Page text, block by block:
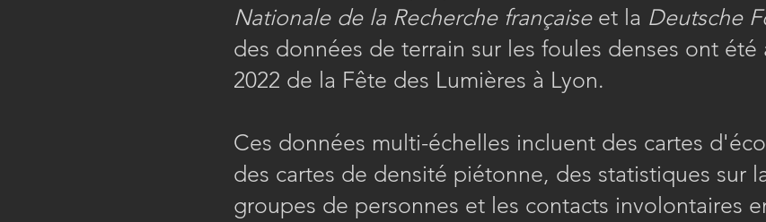
Nationale de la Recherche française et la Deutsche
des données de terrain sur les foules denses ont
2022 de la Fête des Lumières à Lyon.
Ces données multi-échelles incluent des cartes
des cartes de densité piétonne, des statistiques sur
groupes de personnes et les contacts involontaires